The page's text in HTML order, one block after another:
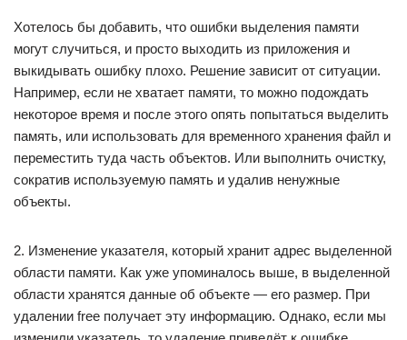
Хотелось бы добавить, что ошибки выделения памяти
могут случиться, и просто выходить из приложения и
выкидывать ошибку плохо. Решение зависит от ситуации.
Например, если не хватает памяти, то можно подождать
некоторое время и после этого опять попытаться выделить
память, или использовать для временного хранения файл и
переместить туда часть объектов. Или выполнить очистку,
сократив используемую память и удалив ненужные
объекты.
2. Изменение указателя, который хранит адрес выделенной
области памяти. Как уже упоминалось выше, в выделенной
области хранятся данные об объекте — его размер. При
удалении free получает эту информацию. Однако, если мы